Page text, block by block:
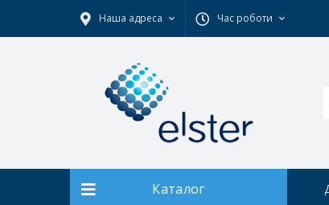
Наша адреса Час роботи
Каталог